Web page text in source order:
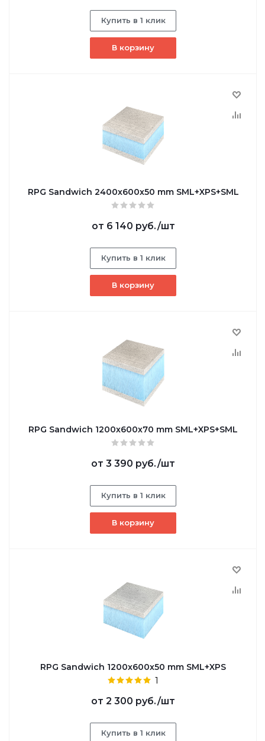
Купить в 1 клик
В корзину
RPG Sandwich 2400х600х50 mm SML+XPS+SML
от 6 140 руб./шт
Купить в 1 клик
В корзину
RPG Sandwich 1200х600х70 mm SML+XPS+SML
от 3 390 руб./шт
Купить в 1 клик
В корзину
RPG Sandwich 1200х600х50 mm SML+XPS
1
от 2 300 руб./шт
Купить в 1 клик